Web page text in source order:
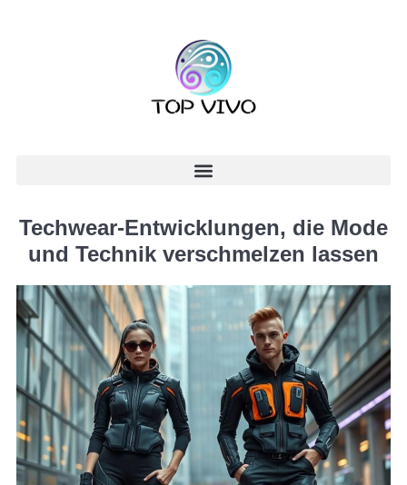
Techwear-Entwicklungen, die Mode
und Technik verschmelzen lassen